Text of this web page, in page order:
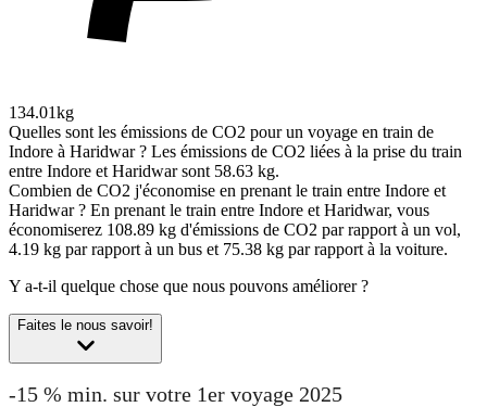
134.01kg
Quelles sont les émissions de CO2 pour un voyage en train de
Indore à Haridwar ? Les émissions de CO2 liées à la prise du train
entre Indore et Haridwar sont 58.63 kg.
Combien de CO2 j'économise en prenant le train entre Indore et
Haridwar ? En prenant le train entre Indore et Haridwar, vous
économiserez 108.89 kg d'émissions de CO2 par rapport à un vol,
4.19 kg par rapport à un bus et 75.38 kg par rapport à la voiture.
Y a-t-il quelque chose que nous pouvons améliorer ?
Faites le nous savoir!
-15 % min. sur votre 1er voyage 2025